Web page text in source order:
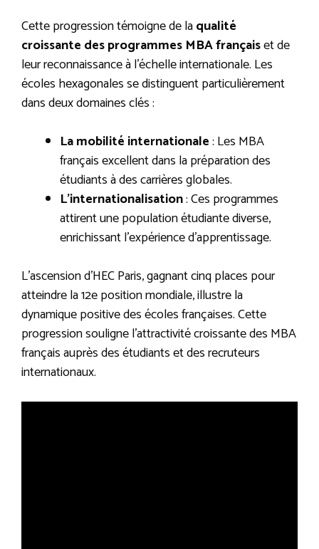
Cette progression témoigne de laqualité
croissante des programmes MBA françaiset de
leur reconnaissance à l’échelle internationale. Les
écoles hexagonales se distinguent particulièrement
dans deux domaines clés :
La mobilité internationale: Les MBA
français excellent dans la préparation des
étudiants à des carrières globales.
L’internationalisation: Ces programmes
attirent une population étudiante diverse,
enrichissant l’expérience d’apprentissage.
L’ascension d’HEC Paris, gagnant cinq places pour
atteindre la 12e position mondiale, illustre la
dynamique positive des écoles françaises. Cette
progression souligne l’attractivité croissante des MBA
français auprès des étudiants et des recruteurs
internationaux.